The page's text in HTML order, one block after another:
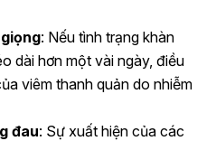
: Nếu tình trạng khàn
dài hơn một vài ngày, điều
viêm thanh quản do nhiễm
đau: Sự xuất hiện của các